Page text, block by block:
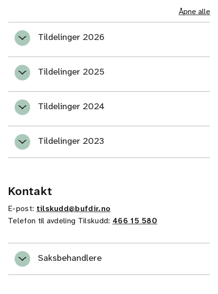
Åpne alle
Tildelinger 2026
Tildelinger 2025
Tildelinger 2024
Tildelinger 2023
Kontakt
E-post: tilskudd@bufdir.no
Telefon til avdeling Tilskudd: 466 15 580
Saksbehandlere